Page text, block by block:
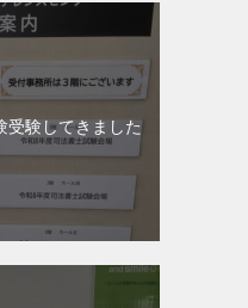
受験してきました